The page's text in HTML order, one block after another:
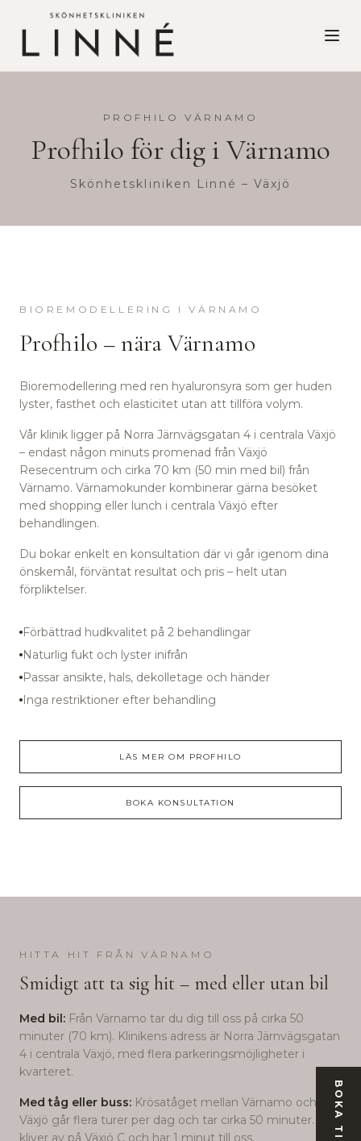
BOKA TID
PROFHILO VÄRNAMO
Profhilo för dig i Värnamo
Skönhetskliniken Linné – Växjö
BIOREMODELLERING IVÄRNAMO
Profhilo – näraVärnamo
Bioremodellering med ren hyaluronsyra som ger huden
lyster, fasthet och elasticitet utan att tillföra volym.
Vår klinik ligger på Norra Järnvägsgatan 4 i centrala Växjö
– endast någon minuts promenad från Växjö
Resecentrum och cirka 70 km (50 min med bil) från
Värnamo. Värnamokunder kombinerar gärna besöket
med shopping eller lunch i centrala Växjö efter
behandlingen.
Du bokar enkelt en konsultation där vi går igenom dina
önskemål, förväntat resultat och pris – helt utan
förpliktelser.
Förbättrad hudkvalitet på 2 behandlingar
Naturlig fukt och lyster inifrån
Passar ansikte, hals, dekolletage och händer
Inga restriktioner efter behandling
LÄS MER OM PROFHILO
BOKA KONSULTATION
HITTA HIT FRÅN VÄRNAMO
Smidigt att ta sig hit – med eller utan bil
Med bil: Från Värnamo tar du dig till oss på cirka 50
minuter (70 km). Klinikens adress är Norra Järnvägsgatan
4 i centrala Växjö, med flera parkeringsmöjligheter i
kvarteret.
Med tåg eller buss: Krösatåget mellan Värnamo och
Växjö går flera turer per dag och tar cirka 50 minuter. Du
kliver av på Växjö C och har 1 minut till oss.